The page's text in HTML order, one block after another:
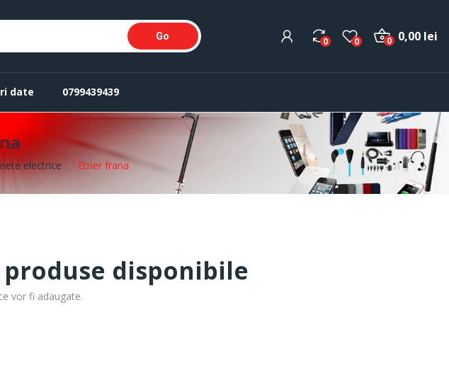
Go 0 0 0,00 lei
0
date 0799439439
electrice Etrier frana
disponibile
vor fi adaugate.